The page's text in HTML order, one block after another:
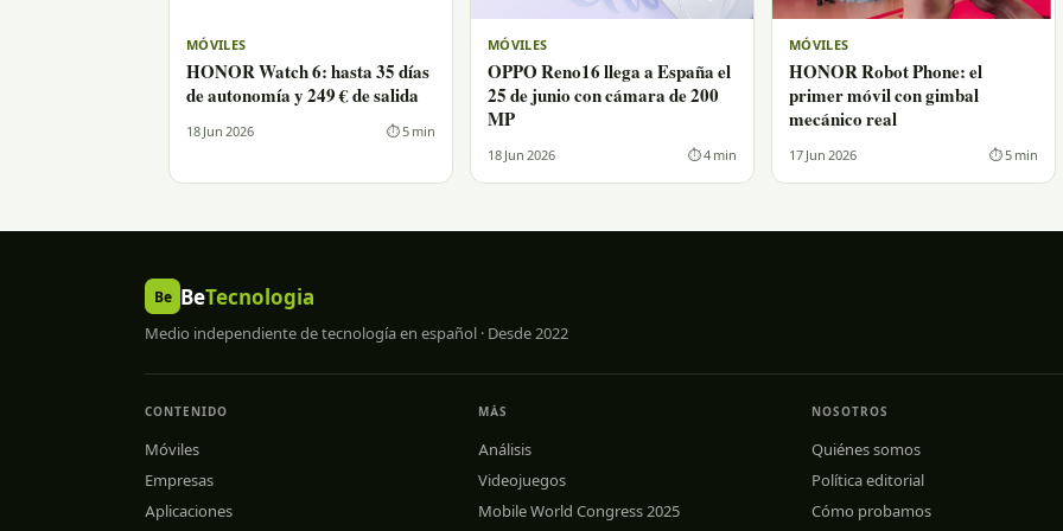
MÓVILES
HONOR Watch 6: hasta 35 días
de autonomía y 249 € de salida
18 Jun 2026 ⏱ 5 min
MÓVILES
OPPO Reno16 llega a España el
25 de junio con cámara de 200
MP
18 Jun 2026 ⏱ 4 min
MÓVILES
HONOR Robot Phone: el
primer móvil con gimbal
mecánico real
17 Jun 2026 ⏱ 5 min
Be BeTecnologia
Medio independiente de tecnología en español · Desde 2022
CONTENIDO
Móviles
Empresas
Aplicaciones
MÁS
Análisis
Videojuegos
Mobile World Congress 2025
NOSOTROS
Quiénes somos
Política editorial
Cómo probamos